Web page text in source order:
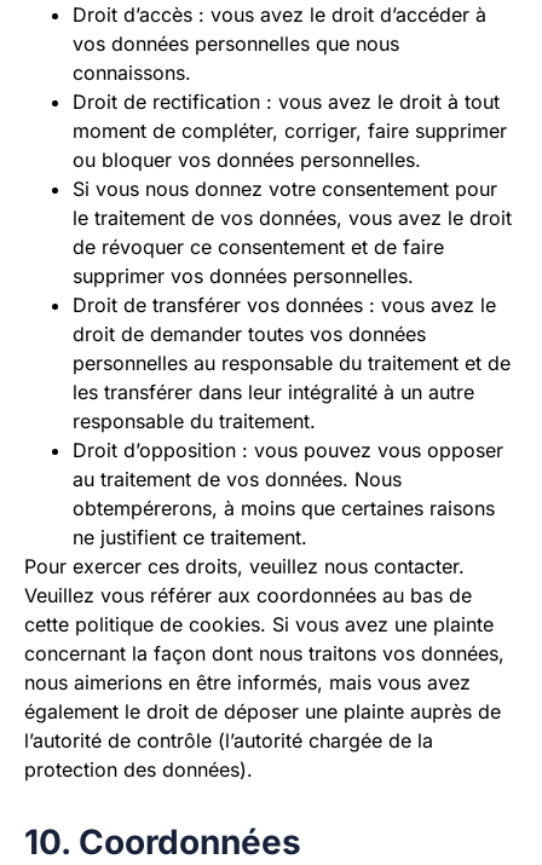
Droit d’accès : vous avez le droit d’accéder à
vos données personnelles que nous
connaissons.
Droit de rectification : vous avez le droit à tout
moment de compléter, corriger, faire supprimer
ou bloquer vos données personnelles.
Si vous nous donnez votre consentement pour
le traitement de vos données, vous avez le droit
de révoquer ce consentement et de faire
supprimer vos données personnelles.
Droit de transférer vos données : vous avez le
droit de demander toutes vos données
personnelles au responsable du traitement et de
les transférer dans leur intégralité à un autre
responsable du traitement.
Droit d’opposition : vous pouvez vous opposer
au traitement de vos données. Nous
obtempérerons, à moins que certaines raisons
ne justifient ce traitement.
Pour exercer ces droits, veuillez nous contacter.
Veuillez vous référer aux coordonnées au bas de
cette politique de cookies. Si vous avez une plainte
concernant la façon dont nous traitons vos données,
nous aimerions en être informés, mais vous avez
également le droit de déposer une plainte auprès de
l’autorité de contrôle (l’autorité chargée de la
protection des données).
10. Coordonnées